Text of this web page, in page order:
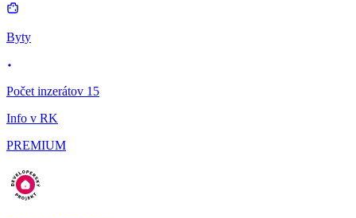
Byty
Počet inzerátov 15
Info v RK
PREMIUM